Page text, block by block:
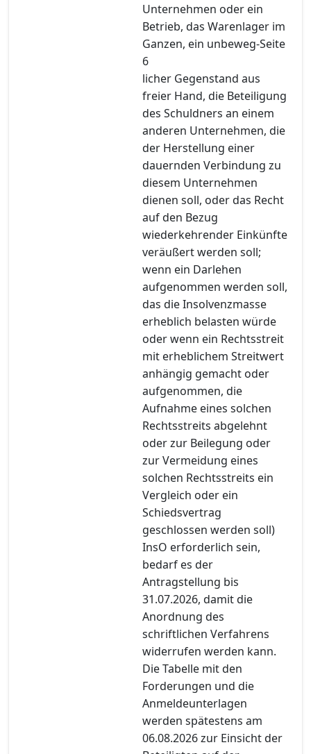
Unternehmen oder ein
Betrieb, das Warenlager im
Ganzen, ein unbeweg-Seite
6
licher Gegenstand aus
freier Hand, die Beteiligung
des Schuldners an einem
anderen Unternehmen, die
der Herstellung einer
dauernden Verbindung zu
diesem Unternehmen
dienen soll, oder das Recht
auf den Bezug
wiederkehrender Einkünfte
veräußert werden soll;
wenn ein Darlehen
aufgenommen werden soll,
das die Insolvenzmasse
erheblich belasten würde
oder wenn ein Rechtsstreit
mit erheblichem Streitwert
anhängig gemacht oder
aufgenommen, die
Aufnahme eines solchen
Rechtsstreits abgelehnt
oder zur Beilegung oder
zur Vermeidung eines
solchen Rechtsstreits ein
Vergleich oder ein
Schiedsvertrag
geschlossen werden soll)
InsO erforderlich sein,
bedarf es der
Antragstellung bis
31.07.2026, damit die
Anordnung des
schriftlichen Verfahrens
widerrufen werden kann.
Die Tabelle mit den
Forderungen und die
Anmeldeunterlagen
werden spätestens am
06.08.2026 zur Einsicht der